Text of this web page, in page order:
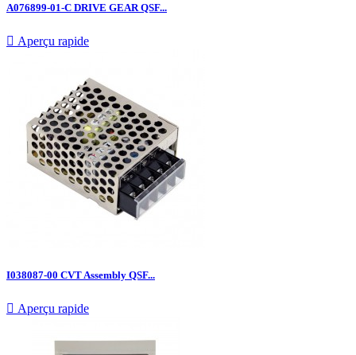
A076899-01-C DRIVE GEAR QSF...
 Aperçu rapide
I038087-00 CVT Assembly QSF...
 Aperçu rapide